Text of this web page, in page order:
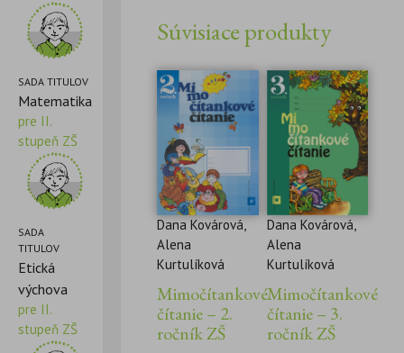
SADA TITULOV
Matematika
pre II.
stupeň ZŠ
SADA
TITULOV
Etická
výchova
pre II.
stupeň ZŠ
Súvisiace produkty
Dana Kovárová,
Alena
Kurtulíková
Mimočítankové
čítanie – 2.
ročník ZŠ
Dana Kovárová,
Alena
Kurtulíková
Mimočítankové
čítanie – 3.
ročník ZŠ